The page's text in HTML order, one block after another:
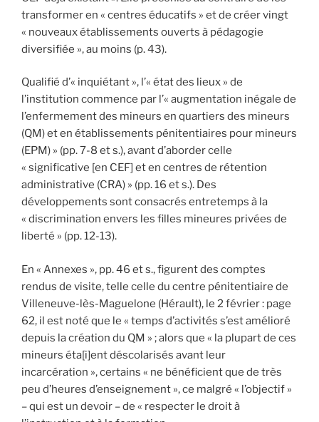
transformer en « centres éducatifs » et de créer vingt
« nouveaux établissements ouverts à pédagogie
diversifiée », au moins (p. 43).
Qualifié d’« inquiétant », l’« état des lieux » de
l’institution commence par l’« augmentation inégale de
l’enfermement des mineurs en quartiers des mineurs
(QM) et en établissements pénitentiaires pour mineurs
(EPM) » (pp. 7-8 et s.), avant d’aborder celle
« significative [en CEF] et en centres de rétention
administrative (CRA) » (pp. 16 et s.). Des
développements sont consacrés entretemps à la
« discrimination envers les filles mineures privées de
liberté » (pp. 12-13).
En « Annexes », pp. 46 et s., figurent des comptes
rendus de visite, telle celle du centre pénitentiaire de
Villeneuve-lès-Maguelone (Hérault), le 2 février : page
62, il est noté que le « temps d’activités s’est amélioré
depuis la création du QM » ; alors que « la plupart de ces
mineurs éta[i]ent déscolarisés avant leur
incarcération », certains « ne bénéficient que de très
peu d’heures d’enseignement », ce malgré « l’objectif »
– qui est un devoir – de « respecter le droit à